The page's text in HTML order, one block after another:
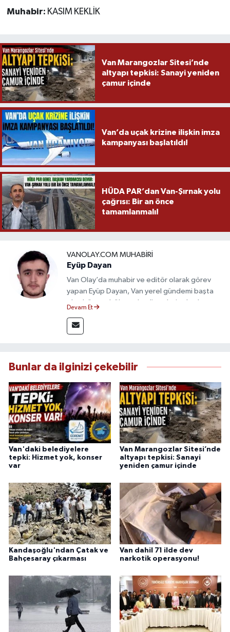
Muhabir: KASIM KEKLİK
Van Marangozlar Sitesi’nde
altyapı tepkisi: Sanayi yeniden
çamur içinde
Van’da uçak krizine ilişkin imza
kampanyası başlatıldı!
HÜDA PAR’dan Van-Şırnak yolu
çağrısı: Bir an önce
tamamlanmalı!
VANOLAY.COM MUHABIRI
Eyüp Dayan
Van Olay’da muhabir ve editör olarak görev
yapan Eyüp Dayan, Van yerel gündemi başta
olmak üzere bölgesel gelişmeleri sahadan
deneyimiyle doğruluk, tarafsızlık ve etik ilkeleri
esas alan Dayan, güvenilir kaynaklara dayalı
Devam Et
Bunlar da ilginizi çekebilir
Van'daki belediyelere
tepki: Hizmet yok, konser
var
Van Marangozlar Sitesi’nde
altyapı tepkisi: Sanayi
yeniden çamur içinde
Kandaşoğlu'ndan Çatak ve
Bahçesaray çıkarması
Van dahil 71 ilde dev
narkotik operasyonu!